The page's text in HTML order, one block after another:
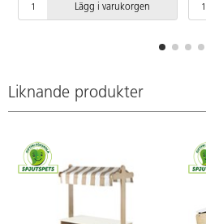
Lägg i varukorgen
Liknande produkter